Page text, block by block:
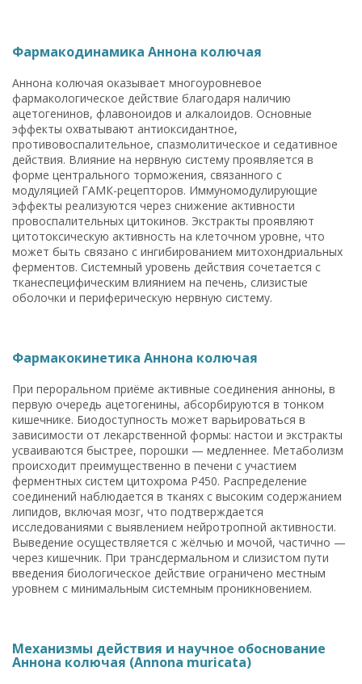
Фармакодинамика Аннона колючая
Аннона колючая оказывает многоуровневое
фармакологическое действие благодаря наличию
ацетогенинов, флавоноидов и алкалоидов. Основные
эффекты охватывают антиоксидантное,
противовоспалительное, спазмолитическое и седативное
действия. Влияние на нервную систему проявляется в
форме центрального торможения, связанного с
модуляцией ГАМК-рецепторов. Иммуномодулирующие
эффекты реализуются через снижение активности
провоспалительных цитокинов. Экстракты проявляют
цитотоксическую активность на клеточном уровне, что
может быть связано с ингибированием митохондриальных
ферментов. Системный уровень действия сочетается с
тканеспецифическим влиянием на печень, слизистые
оболочки и периферическую нервную систему.
Фармакокинетика Аннона колючая
При пероральном приёме активные соединения анноны, в
первую очередь ацетогенины, абсорбируются в тонком
кишечнике. Биодоступность может варьироваться в
зависимости от лекарственной формы: настои и экстракты
усваиваются быстрее, порошки — медленнее. Метаболизм
происходит преимущественно в печени с участием
ферментных систем цитохрома P450. Распределение
соединений наблюдается в тканях с высоким содержанием
липидов, включая мозг, что подтверждается
исследованиями с выявлением нейротропной активности.
Выведение осуществляется с жёлчью и мочой, частично —
через кишечник. При трансдермальном и слизистом пути
введения биологическое действие ограничено местным
уровнем с минимальным системным проникновением.
Механизмы действия и научное обоснование
Аннона колючая (Annona muricata)